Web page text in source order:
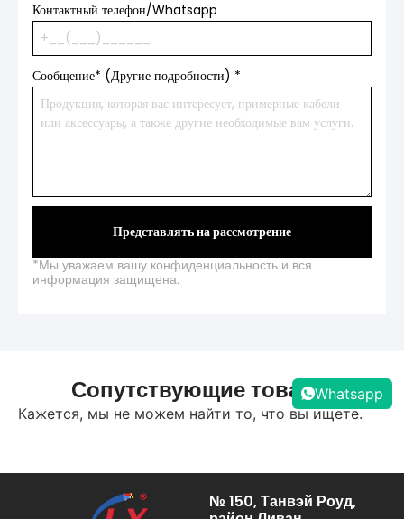
Контактный телефон/Whatsapp
Сообщение* (Другие подробности) *
Представлять на рассмотрение
*Мы уважаем вашу конфиденциальность и вся
информация защищена.
Сопутствующие товары
Кажется, мы не можем найти то, что вы ищете.
№ 150, Танвэй Роуд,
Whatsapp